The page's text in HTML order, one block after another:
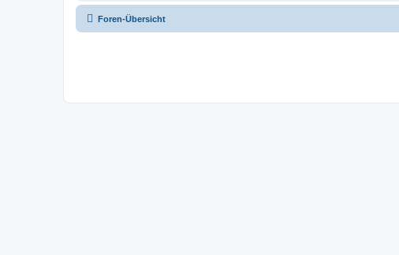
Foren-Übersicht